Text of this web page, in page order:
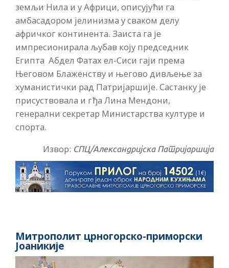
земљи Нила и у Африци, описујући га
амбасадором јелинизма у сваком делу
афричког континента. Заиста га је
импресионирала љубав коју председник
Египта Абдел Фатах ел-Сиси гаји према
Његовом Блаженству и његово дивљење за
хуманистички рад Патријаршије. Састанку је
присуствовала и гђа Лина Мендони,
генерални секретар Министарства културе и
спорта.
Извор: СПЦ/Александријска Патријаршија
Митрополит црногорско-приморски
Јоаникије